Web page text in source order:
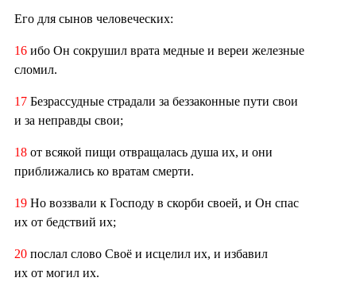
Его для сынов человеческих:
16 ибо Он сокрушил врата медные и вереи железные
сломил.
17 Безрассудные страдали за беззаконные пути свои
и за неправды свои;
18 от всякой пищи отвращалась душа их, и они
приближались ко вратам смерти.
19 Но воззвали к Господу в скорби своей, и Он спас
их от бедствий их;
20 послал слово Своё и исцелил их, и избавил
их от могил их.